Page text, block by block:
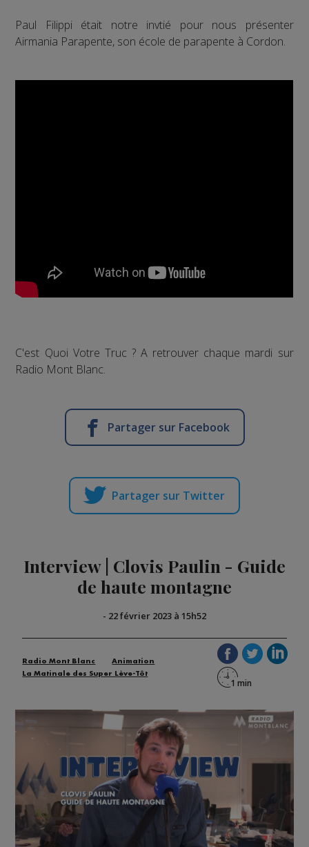
Paul Filippi était notre invtié pour nous présenter
Airmania Parapente, son école de parapente à Cordon.
C'est Quoi Votre Truc ? A retrouver chaque mardi sur
Radio Mont Blanc.
Partager sur Facebook
Partager sur Twitter
Interview | Clovis Paulin - Guide
de haute montagne
- 22 février 2023 à 15h52
Radio Mont Blanc
Animation
La Matinale des Super Lève-Tôt